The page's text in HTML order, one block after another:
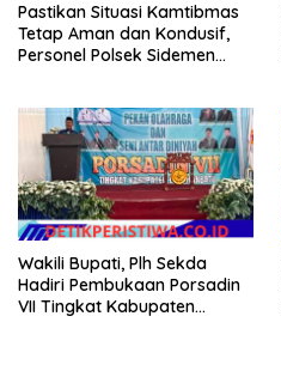
Pastikan Situasi Kamtibmas
Tetap Aman dan Kondusif,
Personel Polsek Sidemen
Wakili Bupati, Plh Sekda
Hadiri Pembukaan Porsadin
VII Tingkat Kabupaten